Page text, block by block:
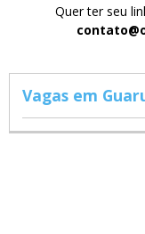
Quer ter seu
Vagas em